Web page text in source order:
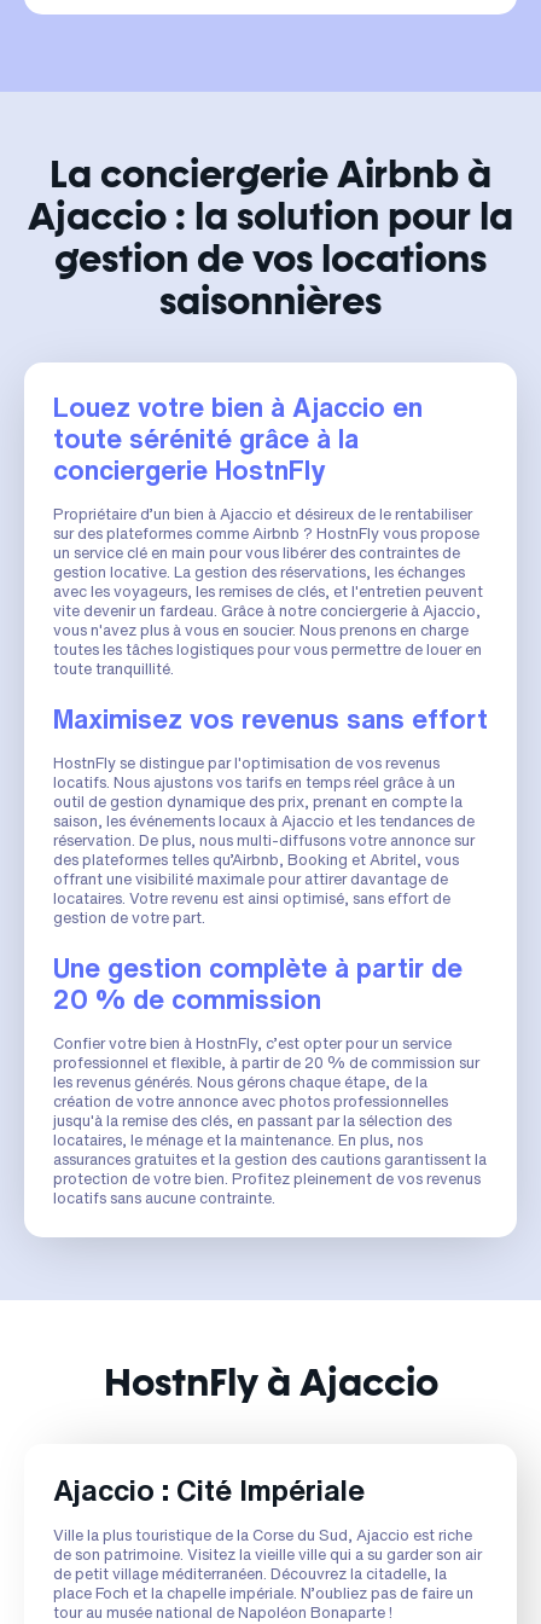
La conciergerie Airbnb à
Ajaccio : la solution pour la
gestion de vos locations
saisonnières
Louez votre bien à Ajaccio en
toute sérénité grâce à la
conciergerie HostnFly
Propriétaire d’un bien à Ajaccio et désireux de le rentabiliser
sur des plateformes comme Airbnb ? HostnFly vous propose
un service clé en main pour vous libérer des contraintes de
gestion locative. La gestion des réservations, les échanges
avec les voyageurs, les remises de clés, et l'entretien peuvent
vite devenir un fardeau. Grâce à notre conciergerie à Ajaccio,
vous n'avez plus à vous en soucier. Nous prenons en charge
toutes les tâches logistiques pour vous permettre de louer en
toute tranquillité.
Maximisez vos revenus sans effort
HostnFly se distingue par l'optimisation de vos revenus
locatifs. Nous ajustons vos tarifs en temps réel grâce à un
outil de gestion dynamique des prix, prenant en compte la
saison, les événements locaux à Ajaccio et les tendances de
réservation. De plus, nous multi-diffusons votre annonce sur
des plateformes telles qu’Airbnb, Booking et Abritel, vous
offrant une visibilité maximale pour attirer davantage de
locataires. Votre revenu est ainsi optimisé, sans effort de
gestion de votre part.
Une gestion complète à partir de
20 % de commission
Confier votre bien à HostnFly, c’est opter pour un service
professionnel et flexible, à partir de 20 % de commission sur
les revenus générés. Nous gérons chaque étape, de la
création de votre annonce avec photos professionnelles
jusqu'à la remise des clés, en passant par la sélection des
locataires, le ménage et la maintenance. En plus, nos
assurances gratuites et la gestion des cautions garantissent la
protection de votre bien. Profitez pleinement de vos revenus
locatifs sans aucune contrainte.
HostnFly à Ajaccio
Ajaccio : Cité Impériale
Ville la plus touristique de la Corse du Sud, Ajaccio est riche
de son patrimoine. Visitez la vieille ville qui a su garder son air
de petit village méditerranéen. Découvrez la citadelle, la
place Foch et la chapelle impériale. N’oubliez pas de faire un
tour au musée national de Napoléon Bonaparte !